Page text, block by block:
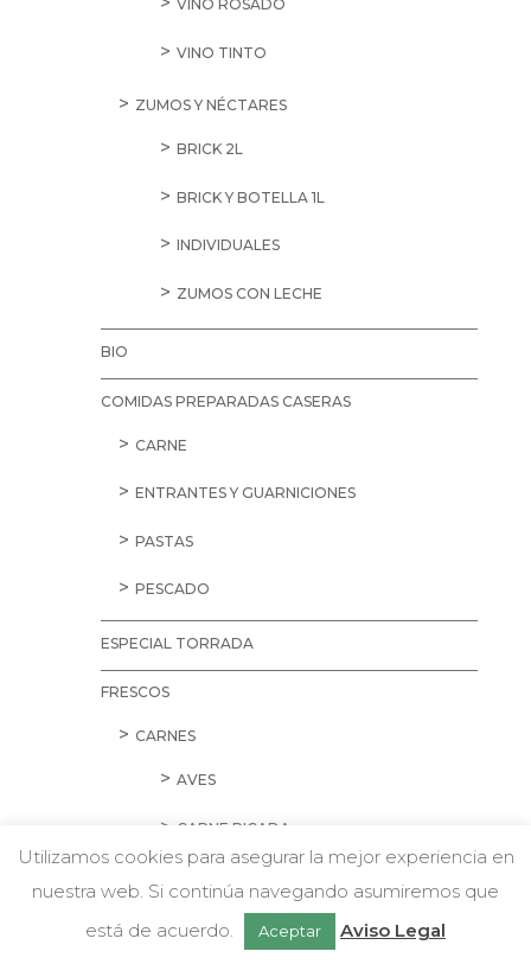
VINO ROSADO
VINO TINTO
ZUMOS Y NÉCTARES
BRICK 2L
BRICK Y BOTELLA 1L
INDIVIDUALES
ZUMOS CON LECHE
BIO
COMIDAS PREPARADAS CASERAS
CARNE
ENTRANTES Y GUARNICIONES
PASTAS
PESCADO
ESPECIAL TORRADA
FRESCOS
CARNES
AVES
CARNE PICADA
CORDERO Y CONEJO
Chatea con nosotros
Utilizamos cookies para asegurar la mejor experiencia en
nuestra web. Si continúa navegando asumiremos que
está de acuerdo.
Aceptar Aviso Legal